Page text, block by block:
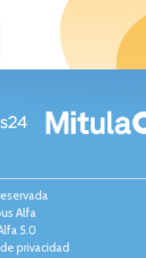
Alfa
5.0
privacidad